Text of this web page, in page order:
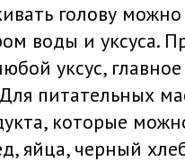
голову
воды и уксуса.
уксус,
питательных
которые
яйца, черный